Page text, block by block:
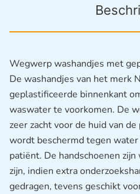
Wegwerp washandjes met
De washandjes van het merk
geplastificeerde binnenkant
waswater te voorkomen. De
zeer zacht voor de huid van
wordt beschermd tegen
patiënt. De handschoenen
zijn, indien extra
gedragen, tevens geschikt